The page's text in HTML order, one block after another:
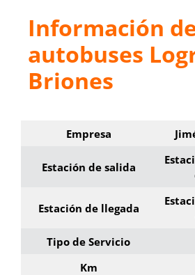
Información
autobuses
Briones
Empresa
Estación de salida
Estación de llegada
Tipo de Servicio
Km